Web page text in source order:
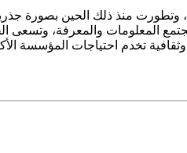
المعلومات والمعرفة، وتسعى
وثقافية تخدم احتياجات المؤسسة